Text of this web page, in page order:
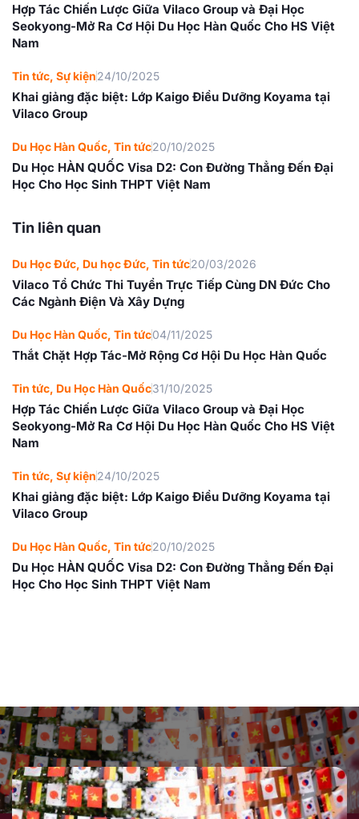
Hợp Tác Chiến Lược Giữa Vilaco Group và Đại Học
Seokyong-Mở Ra Cơ Hội Du Học Hàn Quốc Cho HS Việt
Nam
Tin tức, Sự kiện24/10/2025
Khai giảng đặc biệt: Lớp Kaigo Điều Dưỡng Koyama tại
Vilaco Group
Du Học Hàn Quốc, Tin tức20/10/2025
Du Học HÀN QUỐC Visa D2: Con Đường Thẳng Đến Đại
Học Cho Học Sinh THPT Việt Nam
Tin liên quan
Du Học Đức, Du học Đức, Tin tức20/03/2026
Vilaco Tổ Chức Thi Tuyển Trực Tiếp Cùng DN Đức Cho
Các Ngành Điện Và Xây Dựng
Du Học Hàn Quốc, Tin tức04/11/2025
Thắt Chặt Hợp Tác-Mở Rộng Cơ Hội Du Học Hàn Quốc
Tin tức, Du Học Hàn Quốc31/10/2025
Hợp Tác Chiến Lược Giữa Vilaco Group và Đại Học
Seokyong-Mở Ra Cơ Hội Du Học Hàn Quốc Cho HS Việt
Nam
Tin tức, Sự kiện24/10/2025
Khai giảng đặc biệt: Lớp Kaigo Điều Dưỡng Koyama tại
Vilaco Group
Du Học Hàn Quốc, Tin tức20/10/2025
Du Học HÀN QUỐC Visa D2: Con Đường Thẳng Đến Đại
Học Cho Học Sinh THPT Việt Nam